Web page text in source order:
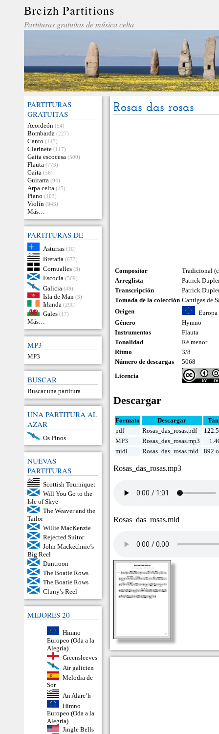
Breizh Partitions
Partituras gratuitas de música celta
PARTITURAS
GRATUITAS
Acordeón (54)
Bombarda (227)
Canto (143)
Clarinete (117)
Gaita escocesa (500)
Flauta (773)
Gaita (56)
Guitarra (94)
Arpa celta (15)
Piano (103)
Violín (943)
Más…
PARTITURAS DE
Asturias (10)
Bretaña (673)
Cornualles (3)
Escocia (569)
Galicia (49)
Isla de Man (3)
Irlanda (290)
Gales (17)
Más…
MP3
MP3
BUSCAR
Buscar una partitura
UNA PARTITURA AL
AZAR
Os Pinos
NUEVAS
PARTITURAS
Scottish Tourniquet
Will You Go to the
Isle of Skye
The Weaver and the
Tailor
Willie MacKenzie
Rejected Suitor
John Mackechnie’s
Big Reel
Duntroon
The Boatie Rows
The Boatie Rows
Cluny’s Reel
MEJORES 20
Himno
Europeo (Oda a la
Alegría)
Greensleeves
Air galicien
Melodia de
Sor
An Alarc’h
Himno
Europeo (Oda a la
Alegría)
Jingle Bells
Rosas das rosas
Compositor
Tradicional
Arreglista
Patrick
Transcripción
Patrick
Tomada de la colección Cantigas de
Origen
Europa
Género
Hymno
Instrumentos
Flauta
Tonalidad
Ré menor
Ritmo
3/8
Número de descargas
5068
Licencia
Descargar
Formato Descargar
pdf
Rosas_das_rosas.pdf
MP3
Rosas_das_rosas.mp3
midi
Rosas_das_rosas.mid 892
Rosas_das_rosas.mp3
Rosas_das_rosas.mid